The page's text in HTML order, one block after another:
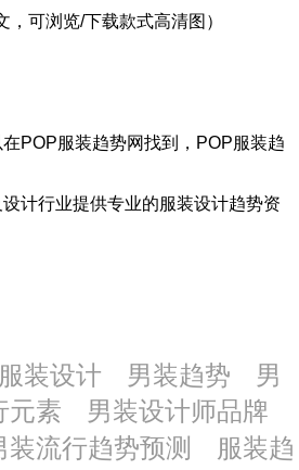
，可浏览/下载款式高清图）
POP服装趋势网找到，POP服装趋
计行业提供专业的服装设计趋势资
服装设计 男装趋势
男
元素
男装设计师品牌
装流行趋势预测
服装趋